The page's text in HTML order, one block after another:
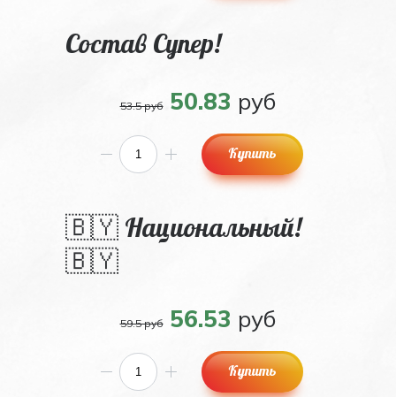
Состав Супер!
53.5 руб 50.83 руб
Купить
🇧🇾 Национальный!
🇧🇾
59.5 руб 56.53 руб
Купить